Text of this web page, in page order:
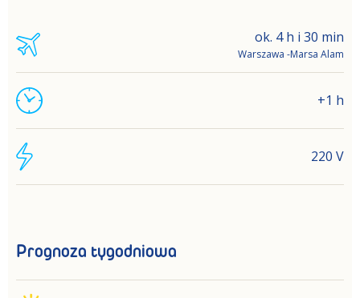
ok. 4 h i 30 min
Warszawa -Marsa Alam
+1 h
220 V
Prognoza tygodniowa